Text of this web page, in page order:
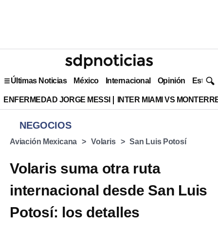
Últimas Noticias México Internacional Opinión Estilo
ENFERMEDAD JORGE MESSI INTER MIAMI VS
NEGOCIOS
Aviación Mexicana Volaris San Luis Potosí
Volaris suma otra ruta
internacional desde San Luis
Potosí: los detalles